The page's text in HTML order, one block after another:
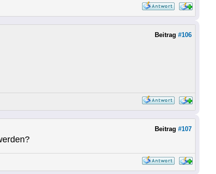
Beitrag #106
Beitrag #107